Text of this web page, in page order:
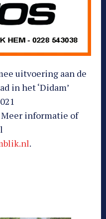
uitvoering aan de
in het ‘Didam’
Meer informatie of
.